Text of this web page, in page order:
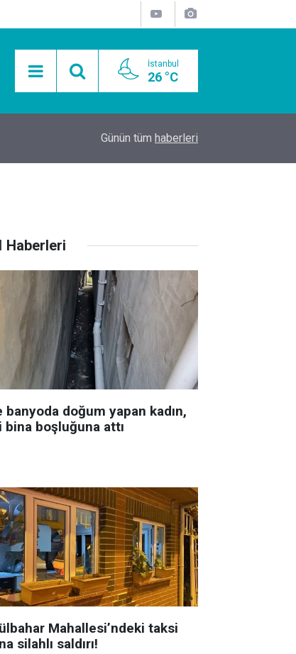
İstanbul
26 °C
Mobil Araçlarla Hayır Lokması Dağıtımının
Günün tüm haberleri
Haberleri
banyoda doğum yapan kadın,
bina boşluğuna attı
Mahallesi’ndeki taksi
silahlı saldırı!